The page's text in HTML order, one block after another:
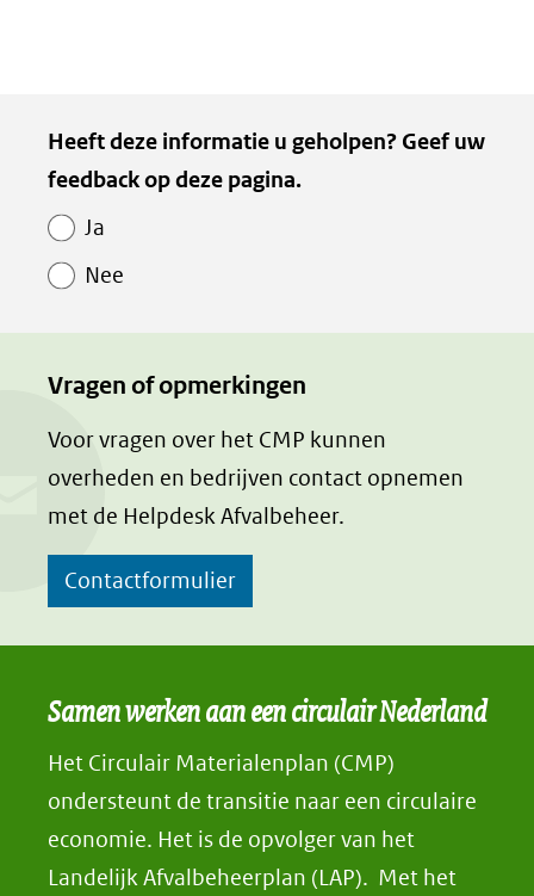
een
andere
Heeft deze informatie u geholpen? Geef uw
feedback op deze pagina.
Ja
Nee
Vragen of opmerkingen
Voor vragen over het CMP kunnen
overheden en bedrijven contact opnemen
met de Helpdesk Afvalbeheer.
Contactformulier
Samen werken aan een circulair Nederland
Het Circulair Materialenplan (CMP)
ondersteunt de transitie naar een circulaire
economie. Het is de opvolger van het
Landelijk Afvalbeheerplan (LAP). Met het